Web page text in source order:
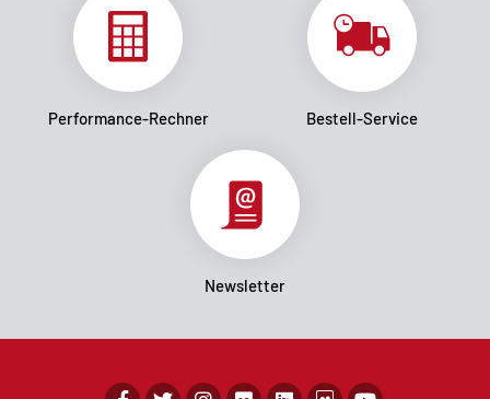
Performance-Rechner Bestell-Service
Newsletter